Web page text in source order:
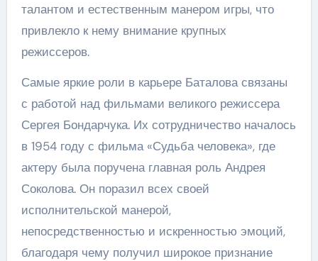
талантом и естественным манером игры, что
привлекло к нему внимание крупных
режиссеров.
Самые яркие роли в карьере Баталова связаны
с работой над фильмами великого режиссера
Сергея Бондарчука. Их сотрудничество началось
в 1954 году с фильма «Судьба человека», где
актеру была поручена главная роль Андрея
Соколова. Он поразил всех своей
исполнительской манерой,
непосредственностью и искренностью эмоций,
благодаря чему получил широкое признание